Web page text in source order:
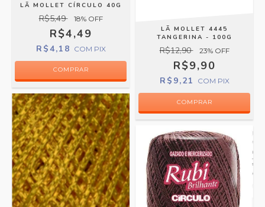
LÃ MOLLET CÍRCULO 40G
R$5,49 18% OFF
R$4,49
R$4,18 COM PIX
COMPRAR
LÃ MOLLET 4445
TANGERINA - 100G
R$12,90 23% OFF
R$9,90
R$9,21 COM PIX